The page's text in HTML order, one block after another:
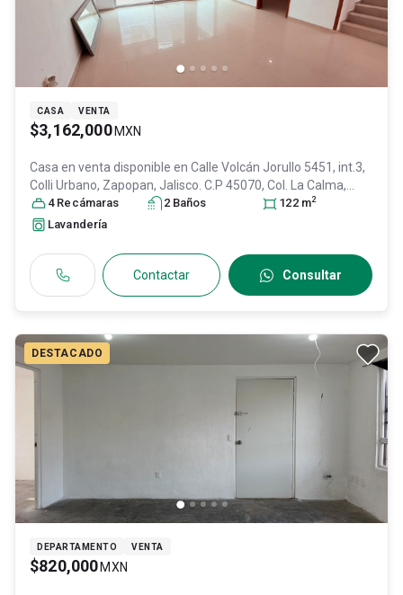
CASA VENTA
$3,162,000 MXN
Casa en venta disponible en Calle Volcán Jorullo 5451, int.3,
Colli Urbano, Zapopan, Jalisco. C.P 45070, Col. La Calma,
Zapopan, Jalisco , México , C.P. 45070 29952295
4 Recámaras 2 Baños 122 m2
Lavandería
Contactar Consultar
DESTACADO
DEPARTAMENTO VENTA
$820,000 MXN